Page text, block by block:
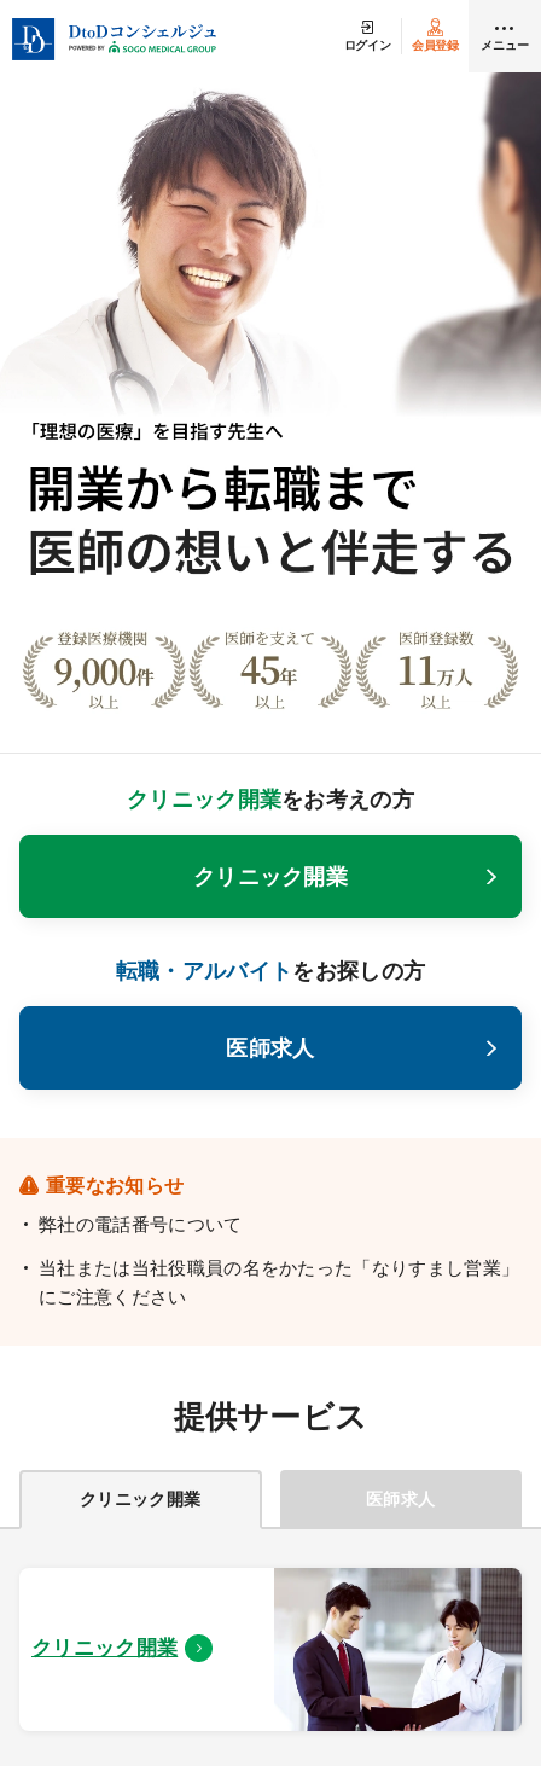
ログイン 会員登録 メニュー
クリニック開業
医院の譲渡・売却をお考えの方
採用をお考えの医療機関の方
クリニック開業をお考えの方
クリニック開業
転職・アルバイトをお探しの方
医師求人
重要なお知らせ
弊社の電話番号について
当社または当社役職員の名をかたった「なりすまし営業」
にご注意ください
提供サービス
クリニック開業 医師求人
クリニック開業